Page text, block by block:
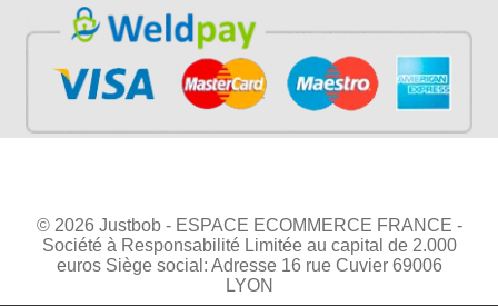
© 2026 Justbob - ESPACE ECOMMERCE FRANCE -
Société à Responsabilité Limitée au capital de 2.000
euros Siège social: Adresse 16 rue Cuvier 69006
LYON